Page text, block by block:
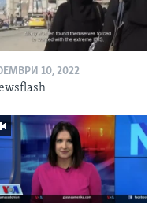
10, 2022